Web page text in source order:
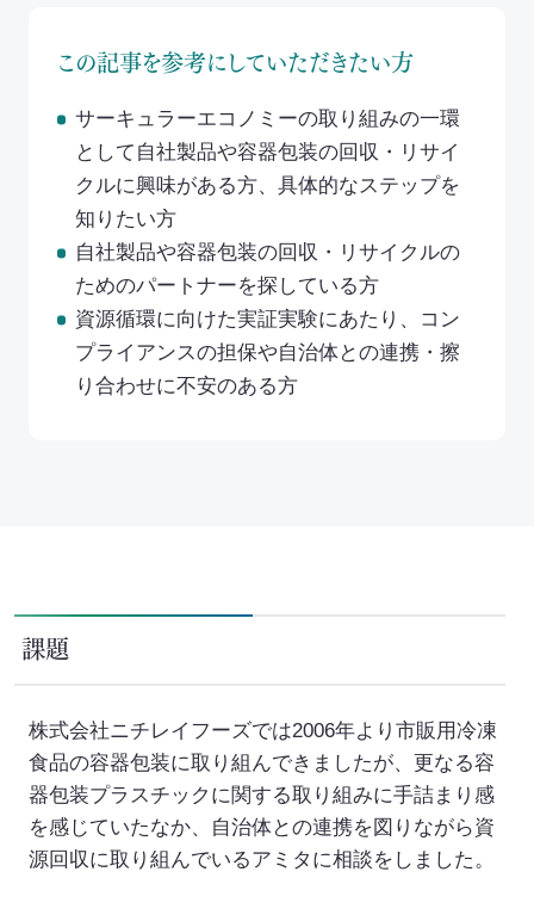
産業廃棄物の100%リサイクル｜独自技術
リサイクル製品と製造フロー
取扱可能な廃棄物一覧
リサイクル実績
循環資源製造所拠点一覧
処理委託先の選定
サステナブル調達支援サービス
ご支援・価値づくりの事例
持続可能なまちづくり
この記事を参考にしていただきたい方
サーキュラーエコノミーの取り組みの一環
として自社製品や容器包装の回収・リサイ
クルに興味がある方、具体的なステップを
知りたい方
自社製品や容器包装の回収・リサイクルの
ためのパートナーを探している方
資源循環に向けた実証実験にあたり、コン
プライアンスの担保や自治体との連携・擦
り合わせに不安のある方
課題
株式会社ニチレイフーズでは2006年より市販用冷凍
食品の容器包装に取り組んできましたが、更なる容
器包装プラスチックに関する取り組みに手詰まり感
を感じていたなか、自治体との連携を図りながら資
源回収に取り組んでいるアミタに相談をしました。